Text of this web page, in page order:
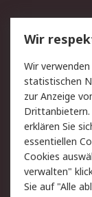
Service
Value
Hilfe
Rechtliches
AGB
Cookie-
Copyright/
Wir
Wir
statistischen
zur Anzeige
Drittanbietern.
erklären Sie
essentiellen
Cookies
verwalten"
Sie auf "Alle